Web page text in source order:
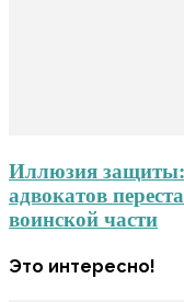
Иллюзия защиты:
адвокатов
воинской части
Это интересно!